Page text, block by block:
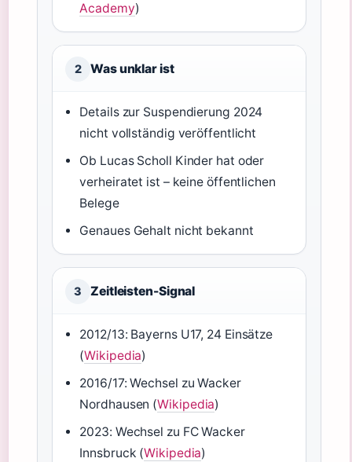
Academy)
2 Was unklar ist
Details zur Suspendierung 2024
nicht vollständig veröffentlicht
Ob Lucas Scholl Kinder hat oder
verheiratet ist – keine öffentlichen
Belege
Genaues Gehalt nicht bekannt
3 Zeitleisten-Signal
2012/13: Bayerns U17, 24 Einsätze
(Wikipedia)
2016/17: Wechsel zu Wacker
Nordhausen (Wikipedia)
2023: Wechsel zu FC Wacker
Innsbruck (Wikipedia)